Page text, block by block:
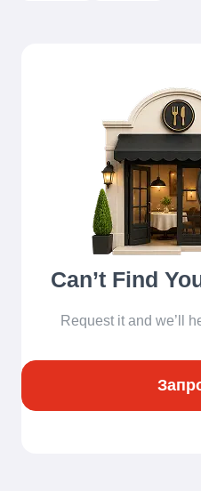
Can’t Find
Request it and we’ll